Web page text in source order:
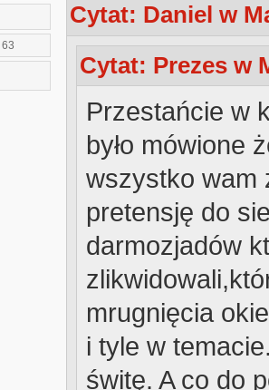
Cytat: Daniel w
Cytat: Prezes w
Przestańcie w
było mówione
wszystko wam
pretensję do
darmozjadów
mrugnięcia
i tyle w
świtę. A co do